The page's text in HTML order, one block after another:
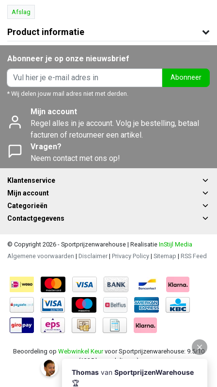
Afslag
Product informatie
Abonneer je op onze nieuwsbrief
Abonneer
* Wij delen jouw mail adres niet met derden.
Mijn account
Regel alles in je account. Volg je bestelling, betaal
facturen of retourneer een artikel.
Vragen?
Neem contact met ons op!
Klantenservice
Mijn account
Categorieën
Contactgegevens
© Copyright 2026 - Sportprijzenwarehouse | Realisatie InStijl Media
Algemene voorwaarden | Disclaimer | Privacy Policy | Sitemap | RSS Feed
Beoordeling op Webwinkel Keurvoor Sportprijzenwarehouse: 9.5/10
(1235 beoordelingen)